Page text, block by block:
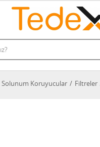
Solunum Koruyucular Filtreler